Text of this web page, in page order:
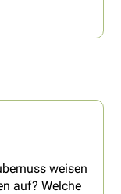
weisen
auf? Welche